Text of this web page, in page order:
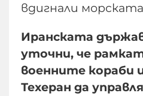
вдигнали
Иранската
уточни, че
военните кораби
Техеран да